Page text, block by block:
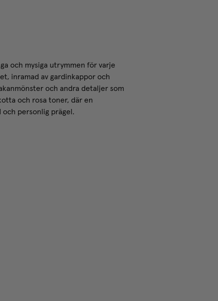
och mysiga utrymmen för varje
inramad av gardinkappor och
och andra detaljer som
och rosa toner, där en
och personlig prägel.